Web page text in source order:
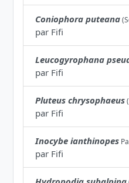
Coniophora puteana
par Fifi
Leucogyrophana
par Fifi
Pluteus chrysophaeus
par Fifi
Inocybe ianthinopes
par Fifi